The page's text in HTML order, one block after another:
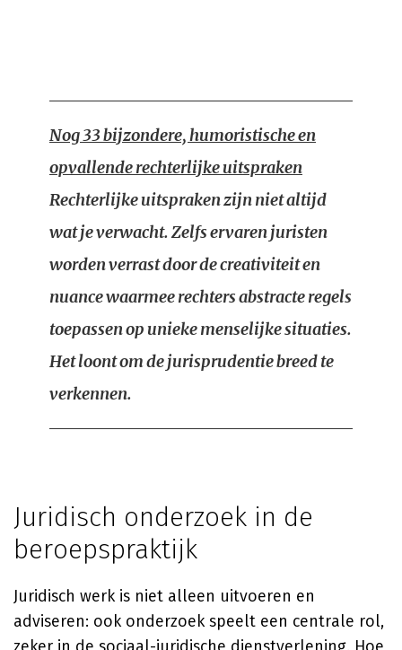
Nog 33 bijzondere, humoristische en
opvallende rechterlijke uitspraken
Rechterlijke uitspraken zijn niet altijd
wat je verwacht. Zelfs ervaren juristen
worden verrast door de creativiteit en
nuance waarmee rechters abstracte regels
toepassen op unieke menselijke situaties.
Het loont om de jurisprudentie breed te
verkennen.
Juridisch onderzoek in de
beroepspraktijk
Juridisch werk is niet alleen uitvoeren en
adviseren: ook onderzoek speelt een centrale rol,